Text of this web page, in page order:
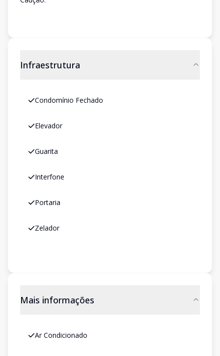
Infraestrutura
Condomínio Fechado
Elevador
Guarita
Interfone
Portaria
Zelador
Mais informações
Ar Condicionado